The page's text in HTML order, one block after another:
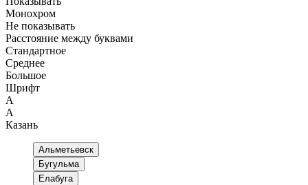
Монохром
Не показывать
Расстояние между буквами
Стандартное
Среднее
Большое
Шрифт
А
А
Казань
Альметьевск
Бугульма
Елабуга